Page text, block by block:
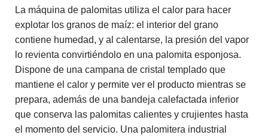
La máquina de palomitas utiliza el calor para hacer
explotar los granos de maíz: el interior del grano
contiene humedad, y al calentarse, la presión del vapor
lo revienta convirtiéndolo en una palomita esponjosa.
Dispone de una campana de cristal templado que
mantiene el calor y permite ver el producto mientras se
prepara, además de una bandeja calefactada inferior
que conserva las palomitas calientes y crujientes hasta
el momento del servicio. Una palomitera industrial